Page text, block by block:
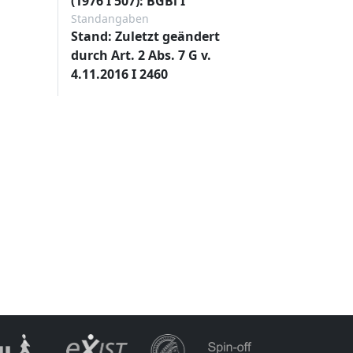
Standangaben
Stand: Zuletzt geändert
durch Art. 2 Abs. 7 G v.
4.11.2016 I 2460